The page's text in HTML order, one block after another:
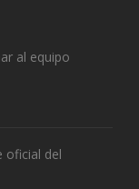
al equipo
oficial del